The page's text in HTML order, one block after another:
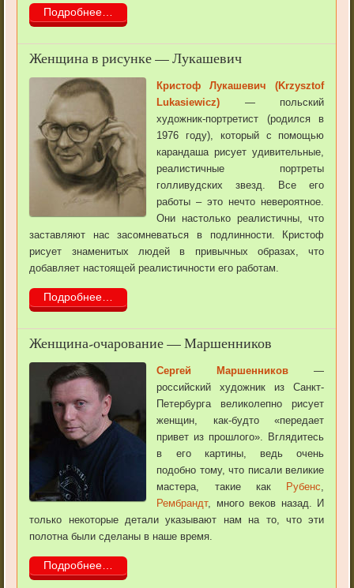
Подробнее…
Женщина в рисунке — Лукашевич
Кристоф Лукашевич (Krzysztof
Lukasiewicz) — польский
художник-портретист (родился в
1976 году), который с помощью
карандаша рисует удивительные,
реалистичные портреты
голливудских звезд. Все его
работы – это нечто невероятное.
Они настолько реалистичны, что
заставляют нас засомневаться в подлинности. Кристоф
рисует знаменитых людей в привычных образах, что
добавляет настоящей реалистичности его работам.
Подробнее…
Женщина-очарование — Маршенников
Сергей Маршенников —
российский художник из Санкт-
Петербурга великолепно рисует
женщин, как-будто «передает
привет из прошлого». Вглядитесь
в его картины, ведь очень
подобно тому, что писали великие
мастера, такие как
Рубенс
Рембрандт, много веков назад. И
только некоторые детали указывают нам на то, что эти
полотна были сделаны в наше время.
Подробнее…